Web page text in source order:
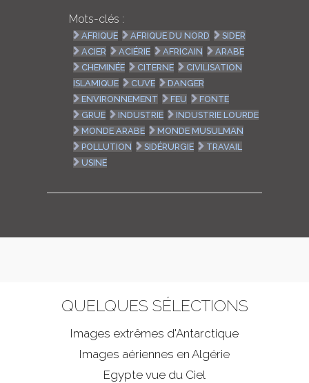
Mots-clés :
AFRIQUE AFRIQUE DU NORD
SIDER
ACIER
ACIÉRIE AFRICAIN
ARABE
CHEMINÉE
CITERNE
CIVILISATION
ISLAMIQUE
CUVE
DANGER
ENVIRONNEMENT
FEU
FONTE
GRUE
INDUSTRIE
INDUSTRIE LOURDE
MONDE ARABE
MONDE MUSULMAN
POLLUTION
SIDÉRURGIE
TRAVAIL
USINE
QUELQUES SÉLECTIONS
Images extrêmes d'Antarctique
Images aériennes en Algérie
Egypte vue du Ciel